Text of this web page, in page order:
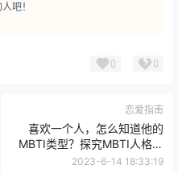
吧！
0 0
恋爱指南
喜欢一个人，怎么知道他的
MBTI类型？探究MBTI人格类
型在爱情中的作用
2023-6-14 18:33:19